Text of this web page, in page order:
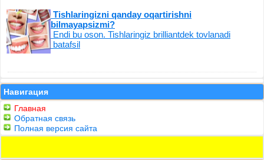
Tishlaringizni qanday oqartirishni
bilmayapsizmi?
Endi bu oson. Tishlaringiz brilliantdek tovlanadi
batafsil
Навигация
Главная
Обратная связь
Полная версия сайта